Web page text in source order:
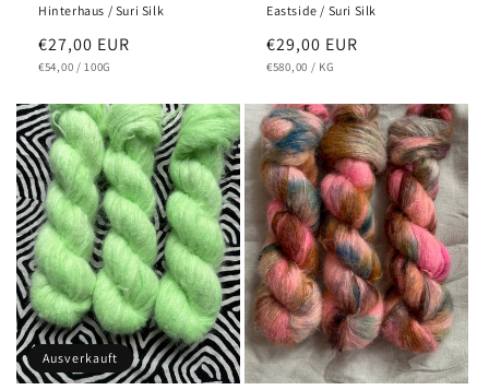
Hinterhaus / Suri Silk
Normaler
Preis
€27,00 EUR
GRUNDPREIS
€54,00 / PRO
100G
Eastside / Suri Silk
Normaler
Preis
€29,00 EUR
GRUNDPREIS
€580,00 / PRO
KG
Ausverkauft